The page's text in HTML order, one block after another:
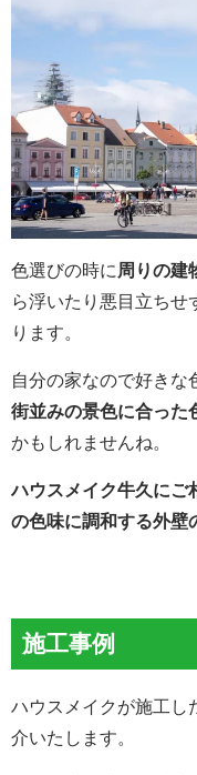
色選びの時に 周りの建
ら浮いたり悪目立ちせ
ります。
自分の家なので好きな
街並みの景色に合った
かもしれませんね。
ハウスメイク牛久にご
の色味に調和する外壁
施工事例
ハウスメイクが施工し
介いたします。